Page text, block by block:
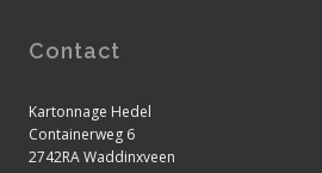
Contact
Kartonnage Hedel
Containerweg 6
2742RA Waddinxveen